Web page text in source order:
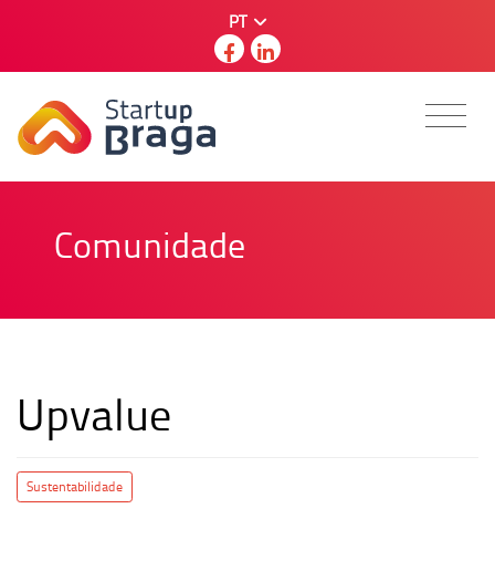
PT
Comunidade
Upvalue
Sustentabilidade